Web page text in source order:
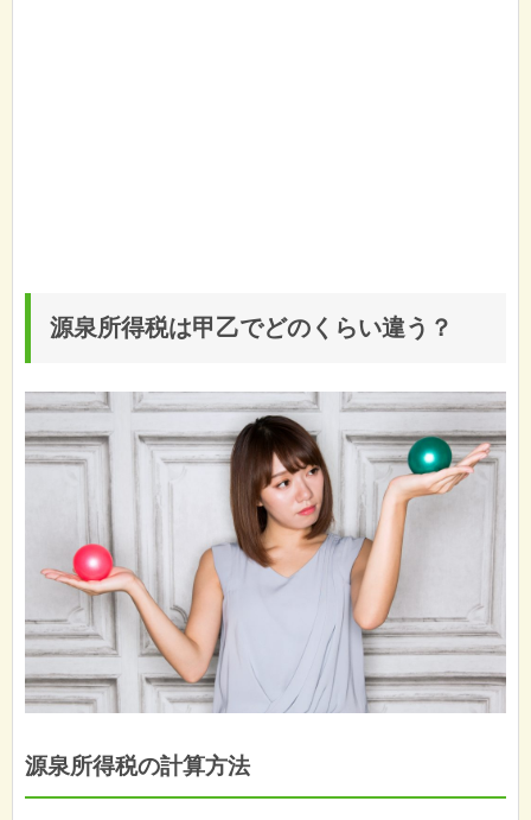
源泉所得税は甲乙でどのくらい違う？
源泉所得税の計算方法